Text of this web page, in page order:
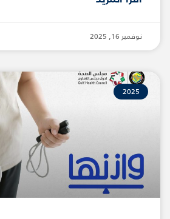
نوفمبر 16, 2025
2025